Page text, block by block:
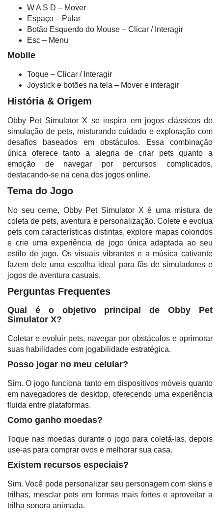
W A S D – Mover
Espaço – Pular
Botão Esquerdo do Mouse – Clicar / Interagir
Esc – Menu
Mobile
Toque – Clicar / Interagir
Joystick e botões na tela – Mover e interagir
História & Origem
Obby Pet Simulator X se inspira em jogos clássicos de
simulação de pets, misturando cuidado e exploração com
desafios baseados em obstáculos. Essa combinação
única oferece tanto a alegria de criar pets quanto a
emoção de navegar por percursos complicados,
destacando-se na cena dos jogos online.
Tema do Jogo
No seu cerne, Obby Pet Simulator X é uma mistura de
coleta de pets, aventura e personalização. Colete e evolua
pets com características distintas, explore mapas coloridos
e crie uma experiência de jogo única adaptada ao seu
estilo de jogo. Os visuais vibrantes e a música cativante
fazem dele uma escolha ideal para fãs de simuladores e
jogos de aventura casuais.
Perguntas Frequentes
Qual é o objetivo principal de Obby Pet
Simulator X?
Coletar e evoluir pets, navegar por obstáculos e aprimorar
suas habilidades com jogabilidade estratégica.
Posso jogar no meu celular?
Sim. O jogo funciona tanto em dispositivos móveis quanto
em navegadores de desktop, oferecendo uma experiência
fluida entre plataformas.
Como ganho moedas?
Toque nas moedas durante o jogo para coletá-las, depois
use-as para comprar ovos e melhorar sua casa.
Existem recursos especiais?
Sim. Você pode personalizar seu personagem com skins e
trilhas, mesclar pets em formas mais fortes e aproveitar a
trilha sonora animada.